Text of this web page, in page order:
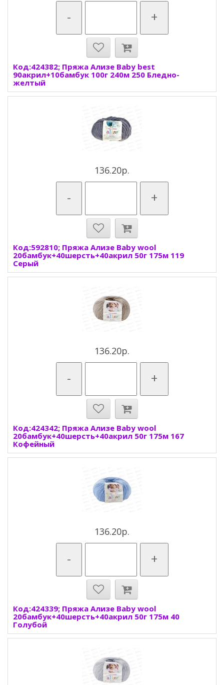
- +
Код:424382; Пряжа Ализе Baby best
90акрил+10бамбук 100г 240м 250 Бледно-
желтый
136.20р.
- +
Код:592810; Пряжа Ализе Baby wool
20бамбук+40шерсть+40акрил 50г 175м 119
Серый
136.20р.
- +
Код:424342; Пряжа Ализе Baby wool
20бамбук+40шерсть+40акрил 50г 175м 167
Кофейный
136.20р.
- +
Код:424339; Пряжа Ализе Baby wool
20бамбук+40шерсть+40акрил 50г 175м 40
Голубой